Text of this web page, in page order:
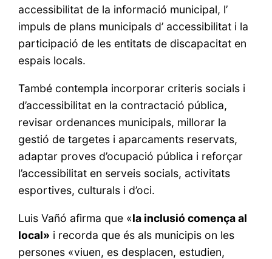
accessibilitat de la informació municipal, l’
impuls de plans municipals d’ accessibilitat i la
participació de les entitats de discapacitat en
espais locals.
També contempla incorporar criteris socials i
d’accessibilitat en la contractació pública,
revisar ordenances municipals, millorar la
gestió de targetes i aparcaments reservats,
adaptar proves d’ocupació pública i reforçar
l’accessibilitat en serveis socials, activitats
esportives, culturals i d’oci.
Luis Vañó afirma que «la inclusió comença al
local» i recorda que és als municipis on les
persones «viuen, es desplacen, estudien,